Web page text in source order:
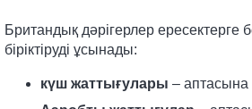
Британдық дәрігерлер ересектерге
біріктіруді ұсынады:
күш жаттығулары – аптасына